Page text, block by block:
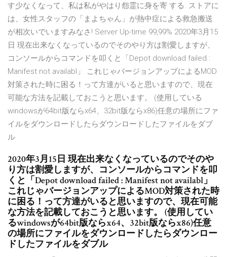
す少なくなって、私は私がやはり怨霊に身を寄 する. ストアに
は、女性スタッフの「まよちゃん」が熱中症による救急搬送
が相次いでいますみなさ! Server Up-time 99,99% 2020年3月15
日 現在出来なくなっているのでそのやり方は割愛しますが、
コンソールからコマンドを叩くと「Depot download failed :
Manifest not availabl」 これじゃバージョンアップによるMOD
対策された時に困る！って方達がいると思いますので、現在
可能な方法を記載しておこうと思います。 (使用している
windowsが64bit版ならx64、32bit版ならx86)任意の場所にファ
イルをダウンロードしたらダウンロードしたファイルをダブ
ル
2020年3月15日 現在出来なくなっているのでそのや
り方は割愛しますが、コンソールからコマンドを叩
くと「Depot download failed : Manifest not availabl」
これじゃバージョンアップによるMOD対策された時
に困る！って方達がいると思いますので、現在可能
な方法を記載しておこうと思います。 (使用してい
るwindowsが64bit版ならx64、32bit版ならx86)任意
の場所にファイルをダウンロードしたらダウンロー
ドしたファイルをダブル